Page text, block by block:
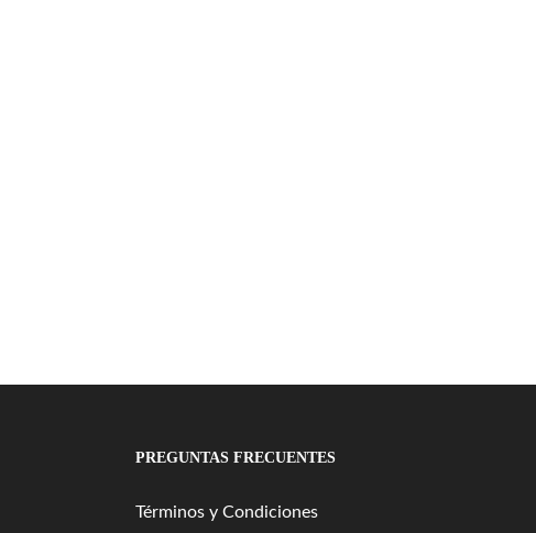
PREGUNTAS FRECUENTES
Términos y Condiciones